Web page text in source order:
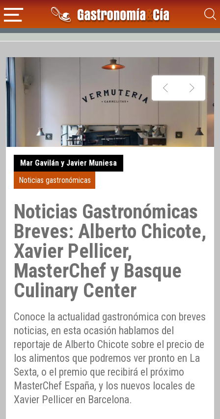
Mar Gavilán y Javier Muniesa
Noticias gastronómicas
Noticias Gastronómicas
Breves: Alberto Chicote,
Xavier Pellicer,
MasterChef y Basque
Culinary Center
Conoce la actualidad gastronómica con breves
noticias, en esta ocasión hablamos del
reportaje de Alberto Chicote sobre el precio de
los alimentos que podremos ver pronto en La
Sexta, o el premio que recibirá el próximo
MasterChef España, y los nuevos locales de
Xavier Pellicer en Barcelona.